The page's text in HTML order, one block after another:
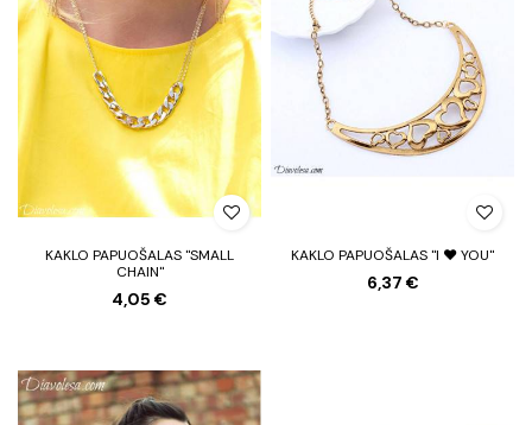
KAKLO PAPUOŠALAS "SMALL
CHAIN"
4,05 €
KAKLO PAPUOŠALAS "I ❤ YOU"
6,37 €